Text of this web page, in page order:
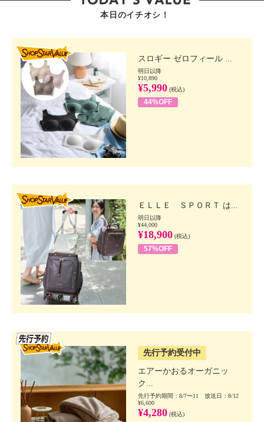
本日のイチオシ！
スロギー ゼロフィール ...
明日以降
¥10,890
¥5,990 (税込)
44%OFF
ＥＬＬＥ ＳＰＯＲＴ は...
明日以降
¥44,000
¥18,900 (税込)
57%OFF
先行予約受付中
エアーかおるオーガニッ
ク...
先行予約期間：8/7〜11 放送日：8/12
¥6,600
¥4,280 (税込)